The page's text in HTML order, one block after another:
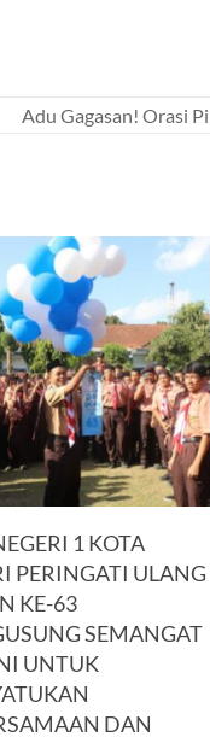
Adu Gagasan! Orasi
1 KOTA
PERINGATI ULANG
KE-63
SEMANGAT
UNTUK
DAN